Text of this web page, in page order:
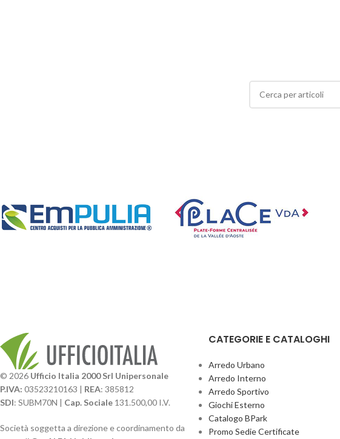
© 2026 Ufficio Italia 2000 Srl Unipersonale
P.IVA: 03523210163 | REA: 385812
SDI: SUBM70N | Cap. Sociale 131.500,00 I.V.
Società soggetta a direzione e coordinamento da
CATEGORIE E CATALOGHI
Arredo Urbano
Arredo Interno
Arredo Sportivo
Giochi Esterno
Catalogo BPark
Promo Sedie Certificate